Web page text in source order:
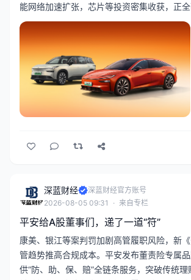
能网络加速扩张，芯片等投资密集收获，正
强自主、拓生态”。
深蓝财经
深蓝财经官方账号
2026-08-05 09:31
· 来自专栏
平安给A股董事们，递了一道“符”
康美、银江等案判罚加剧高管履职风险，新
管趋势推高合规成本。平安发布董责险专属品
供“防、助、保、赔”全链条服务，突破传统